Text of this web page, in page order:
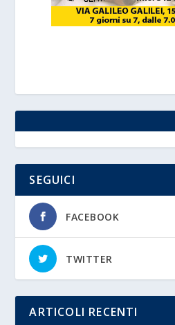
SEGUICI
FACEBOOK
TWITTER
ARTICOLI RECENTI